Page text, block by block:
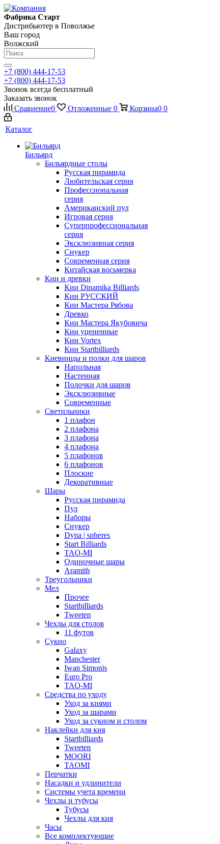
Фабрика Старт
Дистрибьютер в Поволжье
Ваш город
Волжский
+7 (800) 444-17-53
+7 (800) 444-17-53
Звонок всегда бесплатный
Заказать звонок
Сравнение0 Отложенные 0 Корзина0 0
Каталог
Бильярд
Бильярдные столы
Русская пирамида
Любительская серия
Профессиональная
серия
Американский пул
Игровая серия
Суперпрофессиональная
серия
Эксклюзивная серия
Снукер
Современная серия
Китайская восьмерка
Кии и древки
Кии Dinamika Billiards
Кии РУССКИЙ
Кии Мастера Рябова
Древко
Кии Мастера Якубовича
Кии уцененные
Кии Vortex
Кии Startbilliards
Киевницы и полки для шаров
Напольная
Настенная
Полочки для шаров
Эксклюзивные
Современные
Светильники
1 плафон
2 плафона
3 плафона
4 плафона
5 плафонов
6 плафонов
Плоские
Декоративные
Шары
Русская пирамида
Пул
Наборы
Снукер
Dyna | spheres
Start Billiards
TAO-MI
Одиночные шары
Aramith
Треугольники
Мел
Прочее
Startbilliards
Tweeten
Чехлы для столов
11 футов
Сукно
Galaxy
Manchester
Iwan Simonis
Euro Pro
TAO-MI
Средства по уходу
Уход за киями
Уход за шарами
Уход за сукном и столом
Наклейки для кия
Startbilliards
Tweeten
MOORI
TAOMI
Перчатки
Насадки и удлинители
Системы учета времени
Чехлы и тубусы
Тубусы
Чехлы для кия
Часы
Все комплектующие